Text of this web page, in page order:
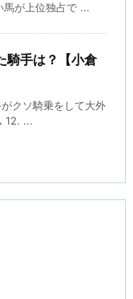
馬が上位独占で ...
騎手は？【小倉
クソ騎乗をして大外
12. ...